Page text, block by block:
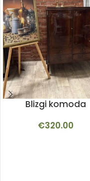
Blizgi komoda
€320.00